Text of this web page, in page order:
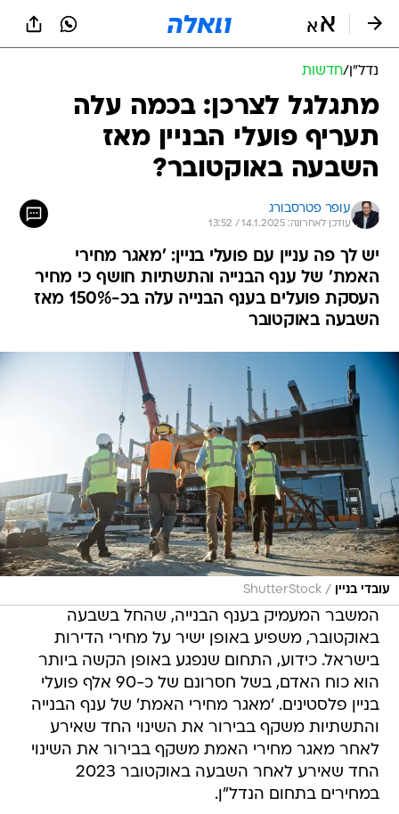
נדל״ן/חדשות
מתגלגל לצרכן: בכמה עלה
תעריף פועלי הבניין מאז
השבעה באוקטובר?
עופר פטרסבורג
עודכן לאחרונה: 14.1.2025 / 13:52
יש לך פה עניין עם פועלי בניין: 'מאגר מחירי
האמת' של ענף הבנייה והתשתיות חושף כי מחיר
העסקת פועלים בענף הבנייה עלה בכ-150% מאז
השבעה באוקטובר
עובדי בניין /
ShutterStock
המשבר המעמיק בענף הבנייה, שהחל בשבעה
באוקטובר, משפיע באופן ישיר על מחירי הדירות
בישראל. כידוע, התחום שנפגע באופן הקשה ביותר
הוא כוח האדם, בשל חסרונם של כ-90 אלף פועלי
בניין פלסטינים. 'מאגר מחירי האמת' של ענף הבנייה
והתשתיות משקף בבירור את השינוי החד שאירע
לאחר מאגר מחירי האמת משקף בבירור את השינוי
החד שאירע לאחר השבעה באוקטובר 2023
במחירים בתחום הנדל"ן.